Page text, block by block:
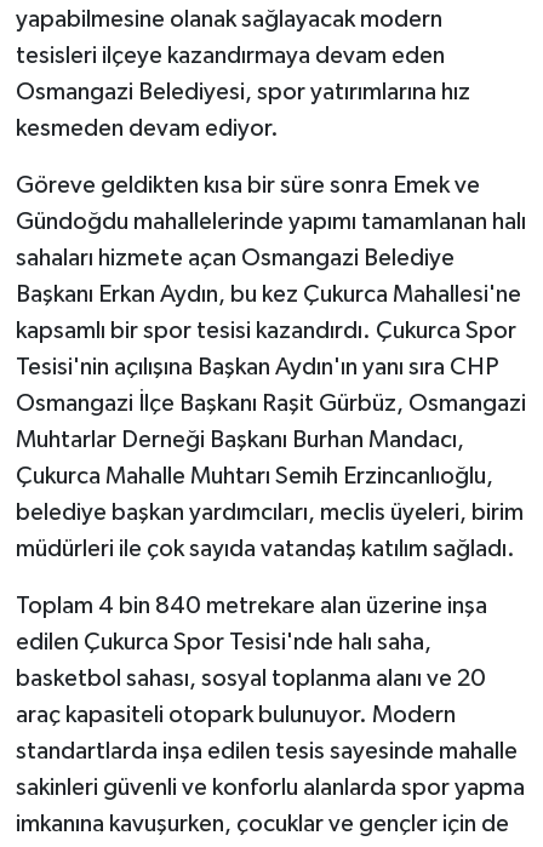
yapabilmesine olanak sağlayacak modern
tesisleri ilçeye kazandırmaya devam eden
Osmangazi Belediyesi, spor yatırımlarına hız
kesmeden devam ediyor.
Göreve geldikten kısa bir süre sonra Emek ve
Gündoğdu mahallelerinde yapımı tamamlanan halı
sahaları hizmete açan Osmangazi Belediye
Başkanı Erkan Aydın, bu kez Çukurca Mahallesi'ne
kapsamlı bir spor tesisi kazandırdı. Çukurca Spor
Tesisi'nin açılışına Başkan Aydın'ın yanı sıra CHP
Osmangazi İlçe Başkanı Raşit Gürbüz, Osmangazi
Muhtarlar Derneği Başkanı Burhan Mandacı,
Çukurca Mahalle Muhtarı Semih Erzincanlıoğlu,
belediye başkan yardımcıları, meclis üyeleri, birim
müdürleri ile çok sayıda vatandaş katılım sağladı.
Toplam 4 bin 840 metrekare alan üzerine inşa
edilen Çukurca Spor Tesisi'nde halı saha,
basketbol sahası, sosyal toplanma alanı ve 20
araç kapasiteli otopark bulunuyor. Modern
standartlarda inşa edilen tesis sayesinde mahalle
sakinleri güvenli ve konforlu alanlarda spor yapma
imkanına kavuşurken, çocuklar ve gençler için de